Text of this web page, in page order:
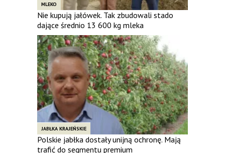
MLEKO
Nie kupują jałówek. Tak zbudowali stado
dające średnio 13 600 kg mleka
JABŁKA KRAJEŃSKIE
Polskie jabłka dostały unijną ochronę. Mają
trafić do segmentu premium